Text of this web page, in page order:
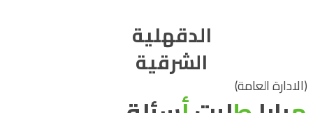
الدقهلية
الشرقية
(الادارة العامة)